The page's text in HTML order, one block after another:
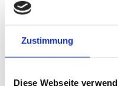
Zustimmung
Diese Webseite
Ihr aktueller Zustand:
Einwilligung ändern